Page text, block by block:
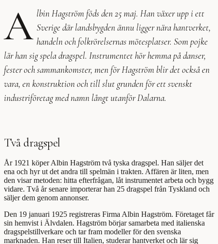
A lbin Hagström föds den 25 maj. Han växer upp i ett
Sverige där landsbygden ännu ligger nära hantverket,
handeln och folkrörelsernas mötesplatser. Som pojke
lär han sig spela dragspel. Instrumentet hör hemma på danser,
fester och sammankomster, men för Hagström blir det också en
vara, en konstruktion och till slut grunden för ett svenskt
industriföretag med namn långt utanför Dalarna.
Två dragspel
År 1921 köper Albin Hagström två tyska dragspel. Han säljer det
ena och hyr ut det andra till spelmän i trakten. Affären är liten, men
den visar metoden: hitta efterfrågan, låt instrumentet arbeta och bygg
vidare. Två år senare importerar han 25 dragspel från Tyskland och
säljer dem genom annonser.
Den 19 januari 1925 registreras Firma Albin Hagström. Företaget får
sin hemvist i Älvdalen. Hagström börjar samarbeta med italienska
dragspelstillverkare och tar fram modeller för den svenska
marknaden. Han reser till Italien, studerar hantverket och lär sig